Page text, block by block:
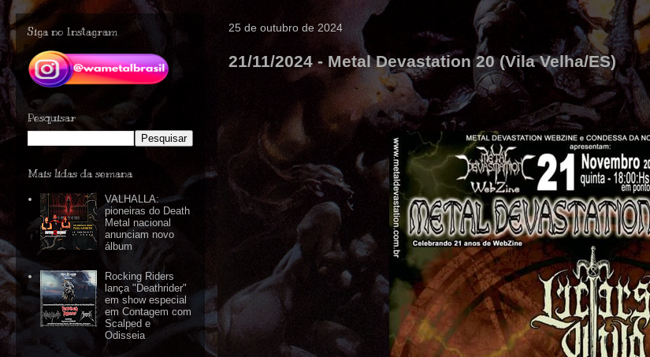
25 de outubro de 2024
21/11/2024 - Metal Devastation 20 (Vila Velha/ES)
Siga no Instagram
Pesquisar
Mais lidas da semana
VALHALLA:
pioneiras do Death
Metal nacional
anunciam novo
álbum
Rocking Riders
lança "Deathrider"
em show especial
em Contagem com
Scalped e
Odisseia